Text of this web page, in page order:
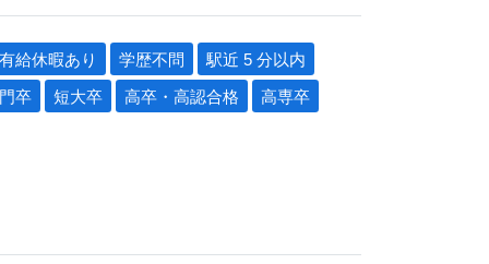
有給休暇あり 学歴不問
駅近 5 分以内
卒 短大卒 高卒・高認合格
高専卒